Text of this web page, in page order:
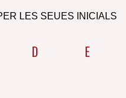
LES SEUES INICIALS
D E